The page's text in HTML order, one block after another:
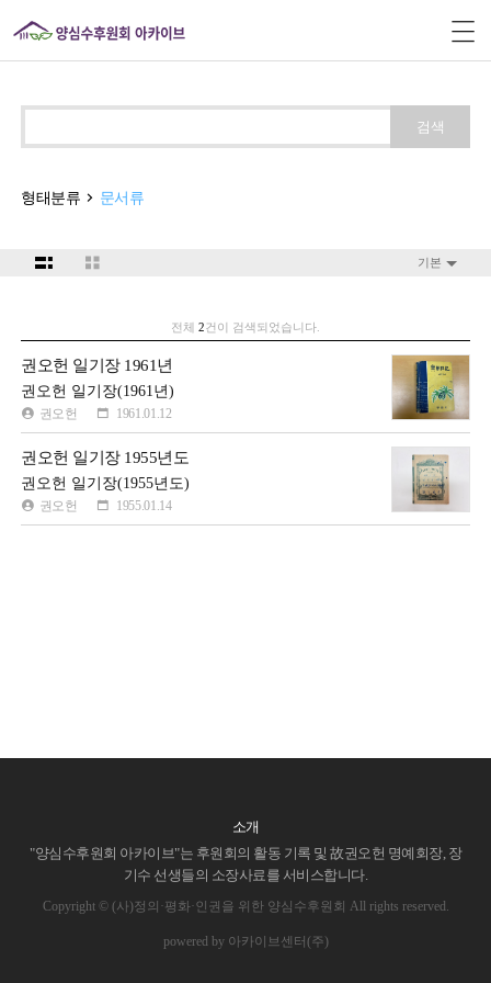
검색
형태분류 문서류
기본
전체 2건이 검색되었습니다.
권오헌 일기장 1961년
권오헌 일기장(1961년)
권오헌 1961.01.12
권오헌 일기장 1955년도
권오헌 일기장(1955년도)
권오헌 1955.01.14
소개
"양심수후원회 아카이브"는 후원회의 활동 기록 및 故권오헌 명예회장, 장
기수 선생들의 소장사료를 서비스합니다.
Copyright © (사)정의·평화·인권을 위한 양심수후원회 All rights reserved.
powered by 아카이브센터(주)